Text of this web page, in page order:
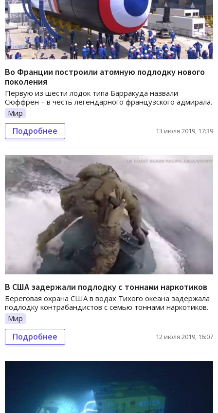
Во Франции построили атомную подлодку нового
поколения
Первую из шести лодок типа Барракуда назвали
Сюффрен – в честь легендарного французского адмирала.
Мир
Подробнее 13 июля 2019, 17:39
В США задержали подлодку с тоннами наркотиков
Береговая охрана США в водах Тихого океана задержала
подлодку контрабандистов с семью тоннами наркотиков.
Мир
Подробнее 12 июля 2019, 16:07